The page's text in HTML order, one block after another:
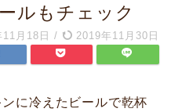
ルもチェック
11月18日 / 2019年11月30日
に冷えたビールで乾杯